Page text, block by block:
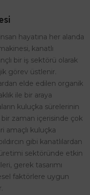
hayatına her alanda
kanatlı
bir iş sektörü olarak
görev üstlenir.
elde edilen organik
ile bir araya
kuluçka sürelerinin
bir zaman içerisinde çok
amaçlı kuluçka
gibi kanatlılardan
üretimi sektöründe etkin
gerek tasarımı
faktörlere uygun